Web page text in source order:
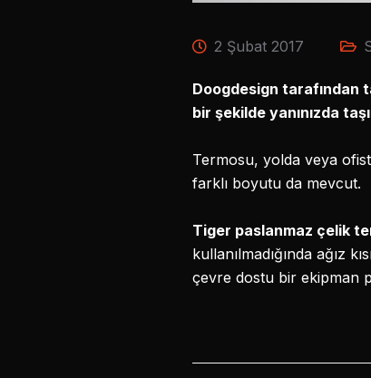
2 Şubat 2017
Doogdesign tarafından
bir şekilde yanınızda
Termosu, yolda veya
farklı boyutu da mevcut.
Tiger paslanmaz çelik
kullanılmadığında ağız
çevre dostu bir ekipman